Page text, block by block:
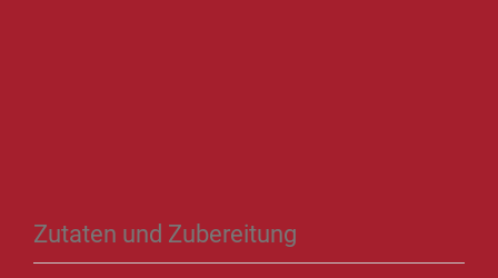
Zutaten und Zubereitung